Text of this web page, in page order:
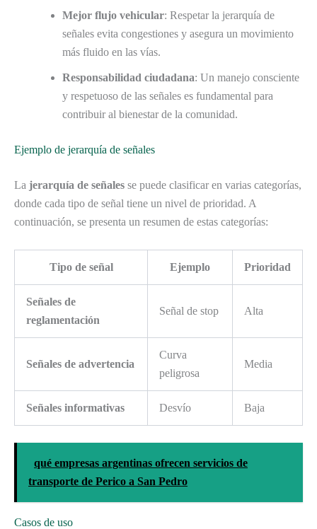
Mejor flujo vehicular: Respetar la jerarquía de
señales evita congestiones y asegura un movimiento
más fluido en las vías.
Responsabilidad ciudadana: Un manejo consciente
y respetuoso de las señales es fundamental para
contribuir al bienestar de la comunidad.
Ejemplo de jerarquía de señales
La jerarquía de señales se puede clasificar en varias categorías,
donde cada tipo de señal tiene un nivel de prioridad. A
continuación, se presenta un resumen de estas categorías:
Tipo de señal Ejemplo Prioridad
Señales de
reglamentación
Señal de stop Alta
Señales de advertencia
Curva
peligrosa
Media
Señales informativas Desvío Baja
qué empresas argentinas ofrecen servicios de
transporte de Perico a San Pedro
Casos de uso